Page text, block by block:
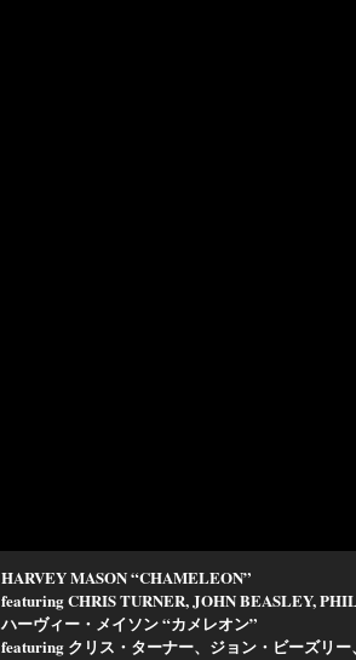
HARVEY MASON “CHAMELEON”
featuring CHRIS TURNER, JOHN BEASLEY,
ハーヴィー・メイソン “カメレオン”
featuring クリス・ターナー、ジョン・ビーズリ